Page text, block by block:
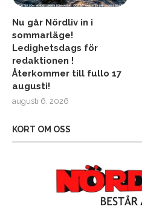
Nu går Nördliv in i
sommarläge!
Ledighetsdags för
redaktionen !
Återkommer till fullo 17
augusti!
augusti 6, 2026
KORT OM OSS